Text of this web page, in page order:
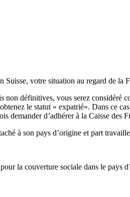
Suisse, votre situation au regard de la
non définitives, vous serez considéré
le statut « expatrié». Dans ce
demander d’adhérer à la Caisse
à son pays d’origine et part
la couverture sociale dans le pays